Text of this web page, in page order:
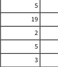
5
19
2
5
3